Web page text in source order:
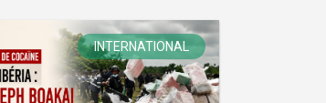
INTERNATIONAL